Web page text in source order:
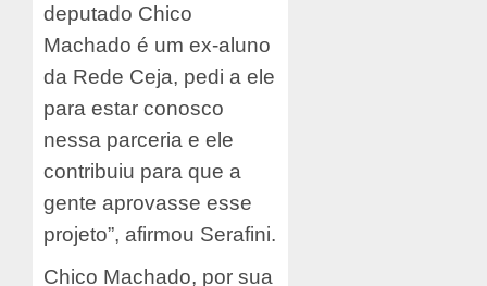
deputado Chico
Machado é um ex-aluno
da Rede Ceja, pedi a ele
para estar conosco
nessa parceria e ele
contribuiu para que a
gente aprovasse esse
projeto”, afirmou Serafini.
Chico Machado, por sua